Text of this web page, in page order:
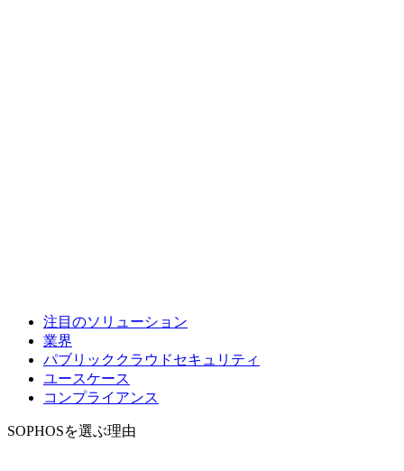
注目のソリューション
業界
パブリッククラウドセキュリティ
ユースケース
コンプライアンス
SOPHOSを選ぶ理由